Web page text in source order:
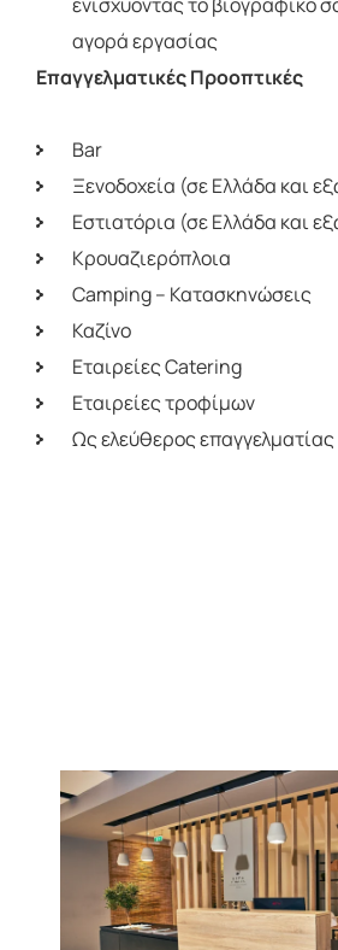
αγορά εργασίας
Επαγγελματικές Προοπτικές
Bar
Ξενοδοχεία (σε Ελλάδα και
Εστιατόρια (σε Ελλάδα και
Κρουαζιερόπλοια
Camping – Κατασκηνώσεις
Καζίνο
Εταιρείες Catering
Εταιρείες τροφίμων
Ως ελεύθερος επαγγελματίας